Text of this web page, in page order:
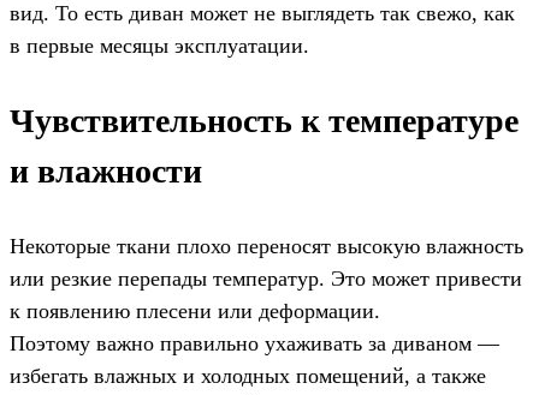
вид. То есть диван может не выглядеть так свежо, как
в первые месяцы эксплуатации.
Чувствительность к температуре
и влажности
Некоторые ткани плохо переносят высокую влажность
или резкие перепады температур. Это может привести
к появлению плесени или деформации.
Поэтому важно правильно ухаживать за диваном —
избегать влажных и холодных помещений, а также